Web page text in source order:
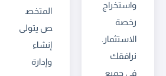
واستخراج
رخصة
الاستثمار.
نرافقك
في جميع
المتخص
ص يتولى
إنشاء
وإدارة